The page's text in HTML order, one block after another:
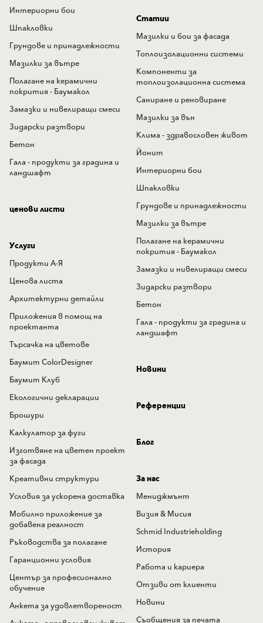
Интериорни бои
Шпакловки
Грундове и принадлежности
Мазилки за вътре
Полагане на керамични
покрития - Баумакол
Замазки и нивелиращи смеси
Зидарски разтвори
Бетон
Гала - продукти за градина и
ландшафт
Статии
Мазилки и бои за фасада
Топлоизолационни системи
Компоненти за
топлоизолационна система
Саниране и реновиране
Мазилки за вън
Клима - здравословен живот
Йонит
Интериорни бои
Шпакловки
Грундове и принадлежности
Мазилки за вътре
Полагане на керамични
покрития - Баумакол
Замазки и нивелиращи смеси
Зидарски разтвори
Бетон
Гала - продукти за градина и
ландшафт
ценови листи
Услуги
Продукти А-Я
Ценова листа
Архитектурни детайли
Приложения в помощ на
проектанта
Търсачка на цветове
Баумит ColorDesigner
Баумит Клуб
Екологични декларации
Брошури
Калкулатор за фуги
Изготвяне на цветен проект
за фасада
Креативни структури
Условия за ускорена доставка
Мобилно приложение за
добавена реалност
Ръководства за полагане
Гаранционни условия
Център за професионално
обучение
Анкета за удовлетвореност
Новини
Референции
Блог
За нас
Мениджмънт
Визия & Мисия
Schmid Industrieholding
История
Работа и кариера
Отзиви от клиенти
Новини
Съобщения за печата